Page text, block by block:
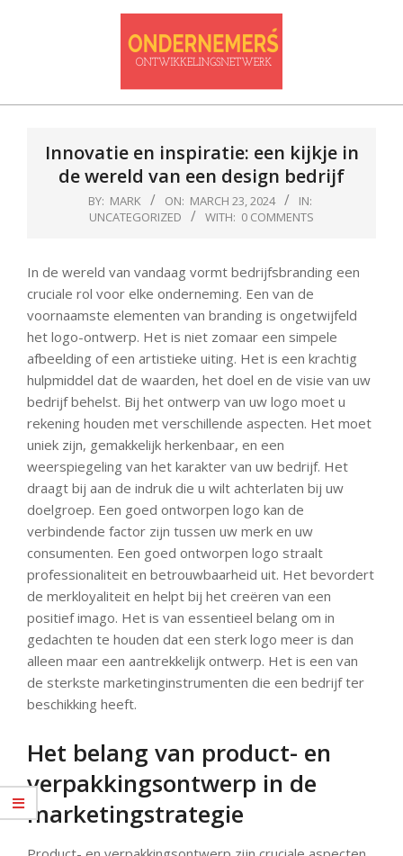
Innovatie en inspiratie: een kijkje in
de wereld van een design bedrijf
BY: MARK ON: MARCH 23, 2024
IN:
UNCATEGORIZED
WITH: 0 COMMENTS
In de wereld van vandaag vormt bedrijfsbranding een
cruciale rol voor elke onderneming. Een van de
voornaamste elementen van branding is ongetwijfeld
het logo-ontwerp. Het is niet zomaar een simpele
afbeelding of een artistieke uiting. Het is een krachtig
hulpmiddel dat de waarden, het doel en de visie van uw
bedrijf behelst. Bij het ontwerp van uw logo moet u
rekening houden met verschillende aspecten. Het moet
uniek zijn, gemakkelijk herkenbaar, en een
weerspiegeling van het karakter van uw bedrijf. Het
draagt bij aan de indruk die u wilt achterlaten bij uw
doelgroep. Een goed ontworpen logo kan de
verbindende factor zijn tussen uw merk en uw
consumenten. Een goed ontworpen logo straalt
professionaliteit en betrouwbaarheid uit. Het bevordert
de merkloyaliteit en helpt bij het creëren van een
positief imago. Het is van essentieel belang om in
gedachten te houden dat een sterk logo meer is dan
alleen maar een aantrekkelijk ontwerp. Het is een van
de sterkste marketinginstrumenten die een bedrijf ter
beschikking heeft.
Het belang van product- en
verpakkingsontwerp in de
marketingstrategie